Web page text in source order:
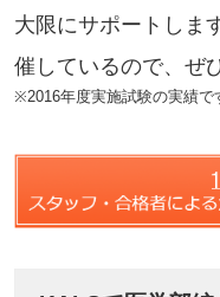
大限にサポートしま
催しているので、ぜ
※2016年度実施試験の実績で